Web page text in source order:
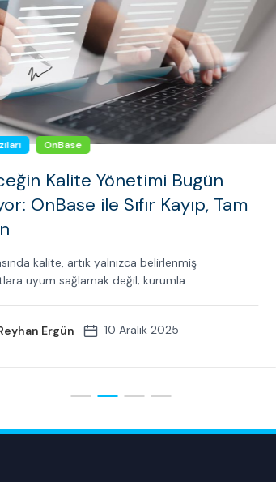
OnBase
Kalite Yönetimi Bugün
OnBase ile Sıfır Kayıp, Tam
kalite, artık yalnızca belirlenmiş
uyum sağlamak değil; kurumla...
Ergün 10 Aralık 2025